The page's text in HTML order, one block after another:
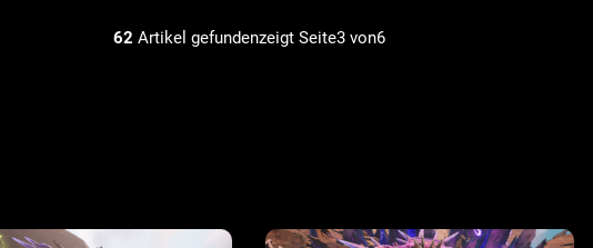
62 Artikel gefundenzeigt Seite3 von6